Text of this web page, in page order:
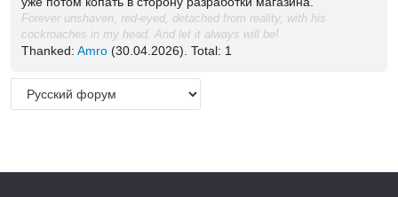
Forever unshaven, red-eyed, detached from reality, with his
cockroaches in my head. And let it always will be!
Thanked:Amro (30.04.2026). Total: 1